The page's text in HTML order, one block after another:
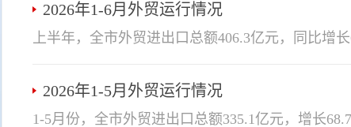
2026年1-6月外贸运行情况
上半年，全市外贸进出口总额406.3亿元，同比增
2026年1-5月外贸运行情况